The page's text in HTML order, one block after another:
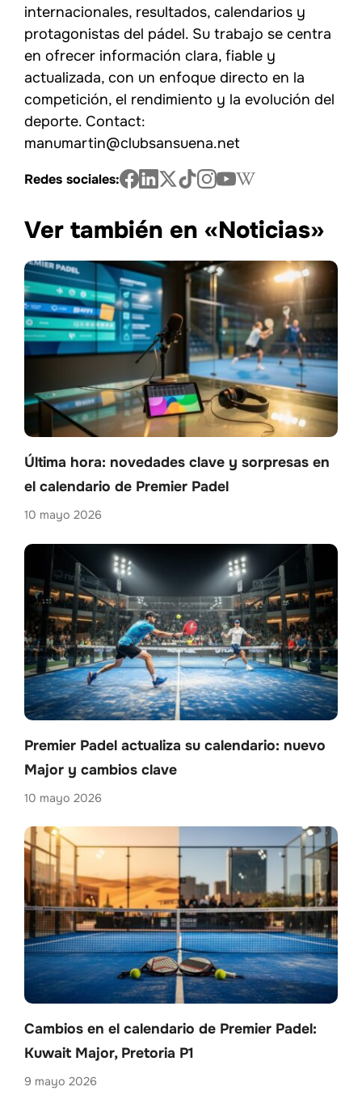
internacionales, resultados, calendarios y
protagonistas del pádel. Su trabajo se centra
en ofrecer información clara, fiable y
actualizada, con un enfoque directo en la
competición, el rendimiento y la evolución del
deporte. Contact:
manumartin@clubsansuena.net
Redes sociales:
Ver también en «Noticias»
Última hora: novedades clave y sorpresas en
el calendario de Premier Padel
10 mayo 2026
Premier Padel actualiza su calendario: nuevo
Major y cambios clave
10 mayo 2026
Cambios en el calendario de Premier Padel:
Kuwait Major, Pretoria P1
9 mayo 2026